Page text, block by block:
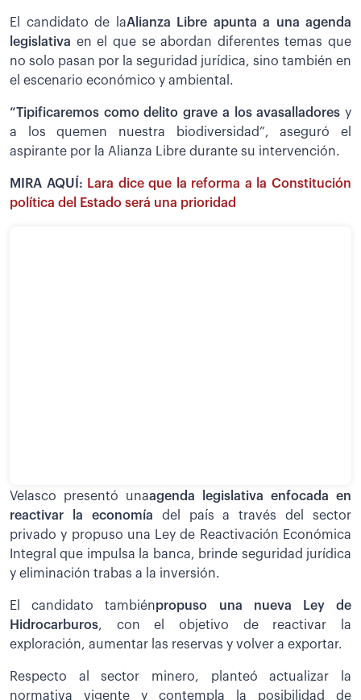
El candidato de laAlianza Libre apunta a una agenda
legislativa en el que se abordan diferentes temas que
no solo pasan por la seguridad jurídica, sino también en
el escenario económico y ambiental.
“Tipificaremos como delito grave a los avasalladores y
a los quemen nuestra biodiversidad”, aseguró el
aspirante por la Alianza Libre durante su intervención.
MIRA AQUÍ: Lara dice que la reforma a la Constitución
política del Estado será una prioridad
Velasco presentó unaagenda legislativa enfocada en
reactivar la economía del país a través del sector
privado y propuso una Ley de Reactivación Económica
Integral que impulsa la banca, brinde seguridad jurídica
y eliminación trabas a la inversión.
El candidato tambiénpropuso una nueva Ley de
Hidrocarburos, con el objetivo de reactivar la
exploración, aumentar las reservas y volver a exportar.
Respecto al sector minero, planteó actualizar la
normativa vigente y contempla la posibilidad de